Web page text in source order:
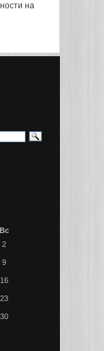
на
Вс
2
9
16
23
30